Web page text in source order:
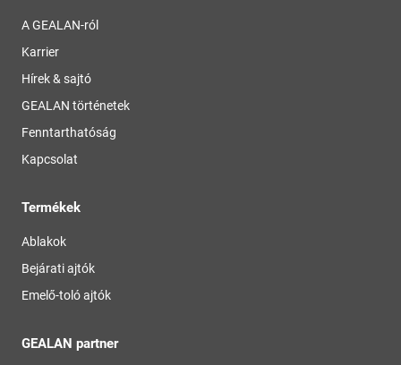
A GEALAN-ról
Karrier
Hírek & sajtó
GEALAN történetek
Fenntarthatóság
Kapcsolat
Termékek
Ablakok
Bejárati ajtók
Emelő-toló ajtók
GEALAN partner